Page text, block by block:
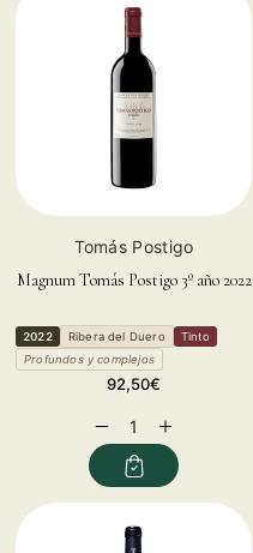
Vendor:Tomás Postigo
Magnum Tomás Postigo 3º año 2022
2022 Ribera del Duero
Tinto
Profundos y complejos
Regular
92,50€
Decrease
quantity
Increase
quantity
for